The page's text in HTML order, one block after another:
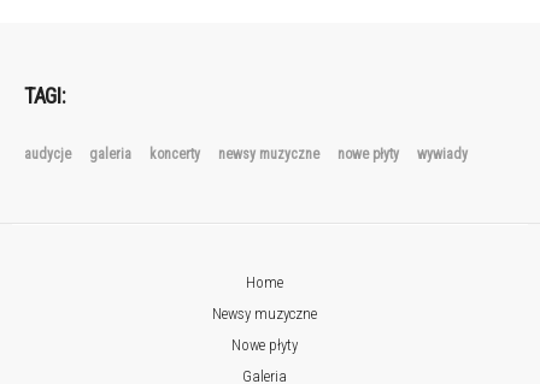
TAGI:
audycje galeria koncerty newsy muzyczne nowe płyty wywiady
Home
Newsy muzyczne
Nowe płyty
Galeria